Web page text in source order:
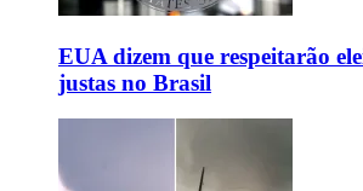
EUA dizem que respeitarão
justas no Brasil